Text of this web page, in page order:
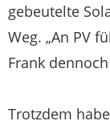
gebeutelte
Weg. „An PV
Frank
Trotzdem